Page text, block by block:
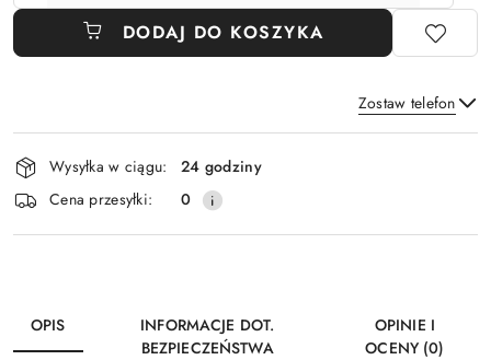
DODAJ DO KOSZYKA
Zostaw telefon
Wyślij
Dostępność
i
dostawa
Wysyłka w ciągu:
24 godziny
Cena przesyłki:
0
OPIS
INFORMACJE DOT.
BEZPIECZEŃSTWA
OPINIE I
OCENY (0)